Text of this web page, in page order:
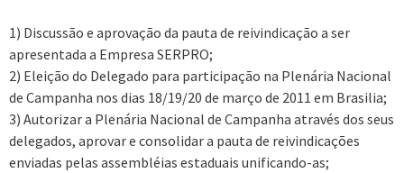
1) Discussão e aprovação da pauta de reivindicação a ser
apresentada a Empresa SERPRO;
2) Eleição do Delegado para participação na Plenária Nacional
de Campanha nos dias 18/19/20 de março de 2011 em Brasilia;
3) Autorizar a Plenária Nacional de Campanha através dos seus
delegados, aprovar e consolidar a pauta de reivindicações
enviadas pelas assembléias estaduais unificando-as;